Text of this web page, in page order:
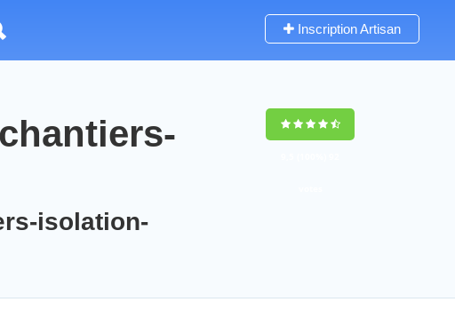
Inscription Artisan
isolation-